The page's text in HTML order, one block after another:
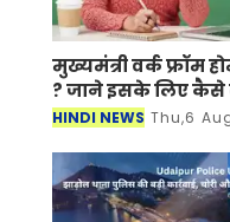
मुख्यमंत्री वर्क फ्रॉम
? जाने इसके लिए
HINDI NEWS Thu,6